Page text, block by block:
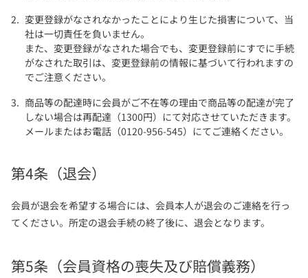
変更登録がなされなかったことにより生じた損害について、当
社は一切責任を負いません。
また、変更登録がなされた場合でも、変更登録前にすでに手続
がなされた取引は、変更登録前の情報に基づいて行われますの
でご注意ください。
商品等の配達時に会員がご不在等の理由で商品等の配達が完了
しない場合は再配達（1300円）にて対応させていただきます。
メールまたはお電話（0120-956-545）にてご連絡ください。
第4条（退会）
会員が退会を希望する場合には、会員本人が退会のご連絡を行っ
てください。所定の退会手続の終了後に、退会となります。
第5条（会員資格の喪失及び賠償義務）